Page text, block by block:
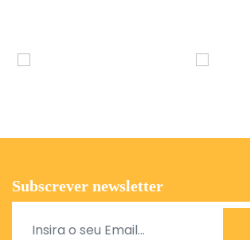
Subscrever newsletter